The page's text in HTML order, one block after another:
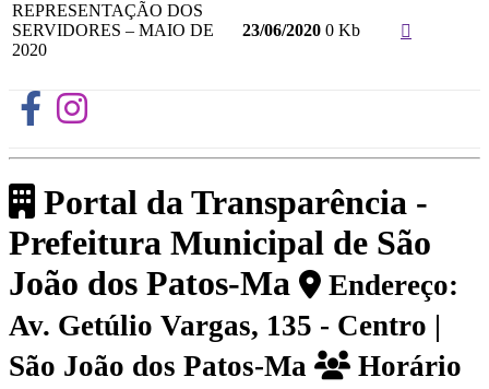
REPRESENTAÇÃO DOS
SERVIDORES – MAIO DE
2020
23/06/2020 0 Kb
Portal da Transparência -
Prefeitura Municipal de São
João dos Patos-Ma
Endereço:
Av. Getúlio Vargas, 135 - Centro |
São João dos Patos-Ma
Horário